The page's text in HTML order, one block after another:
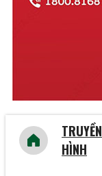
Vũng Tàu
TRUYỀN
HÌNH